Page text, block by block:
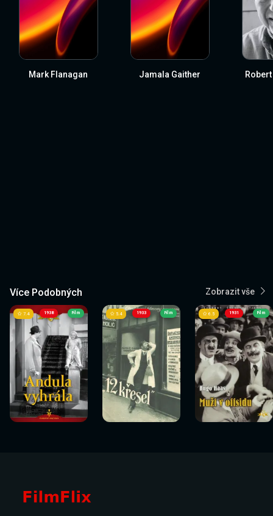
Mark Flanagan Jamala Gaither
Více Podobných Zobrazit vše
1938
Sledovat
nyní
7.4 Film
Sledovat
nyní
1933
Sledovat
nyní
5.4 Film
Sledovat
nyní
1931
Sledovat
nyní
6.5 Film
Sledovat